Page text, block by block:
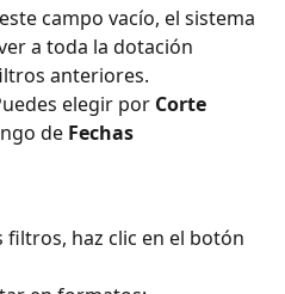
campo vacío, el sistema
a toda la dotación
anteriores.
elegir por Corte
de Fechas
haz clic en el botón